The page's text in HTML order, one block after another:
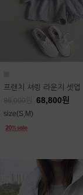
프렌치 셔링 라운지 셋업
86,000 68,800원
size(S,M)